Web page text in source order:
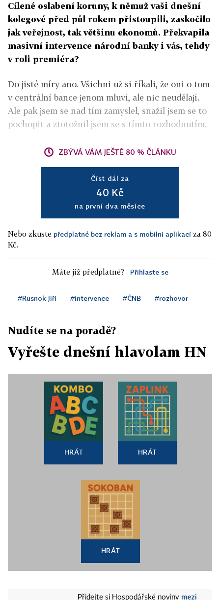
Cílené oslabení koruny, k němuž vaši dnešní
kolegové před půl rokem přistoupili, zaskočilo
jak veřejnost, tak většinu ekonomů. Překvapila
masivní intervence národní banky i vás, tehdy
v roli premiéra?
Do jisté míry ano. Všichni už si říkali, že oni o tom
v centrální bance jenom mluví, ale nic neudělají.
Ale pak jsem se nad tím zamyslel, snažil jsem se to
pochopit a ztotožnil jsem se s tímto rozhodnutím.
ZBÝVÁ VÁM JEŠTĚ 80 % ČLÁNKU
Číst dál za
40 Kč
na první dva měsíce
Nebo zkuste předplatné bez reklam a s mobilní aplikací za 80
Kč.
Máte již předplatné? Přihlaste se
#Rusnok Jiří #intervence #ČNB #rozhovor
Nudíte se na poradě?
Vyřešte dnešní hlavolam HN
HRÁT HRÁT
HRÁT
Přidejte si Hospodářské noviny mezi